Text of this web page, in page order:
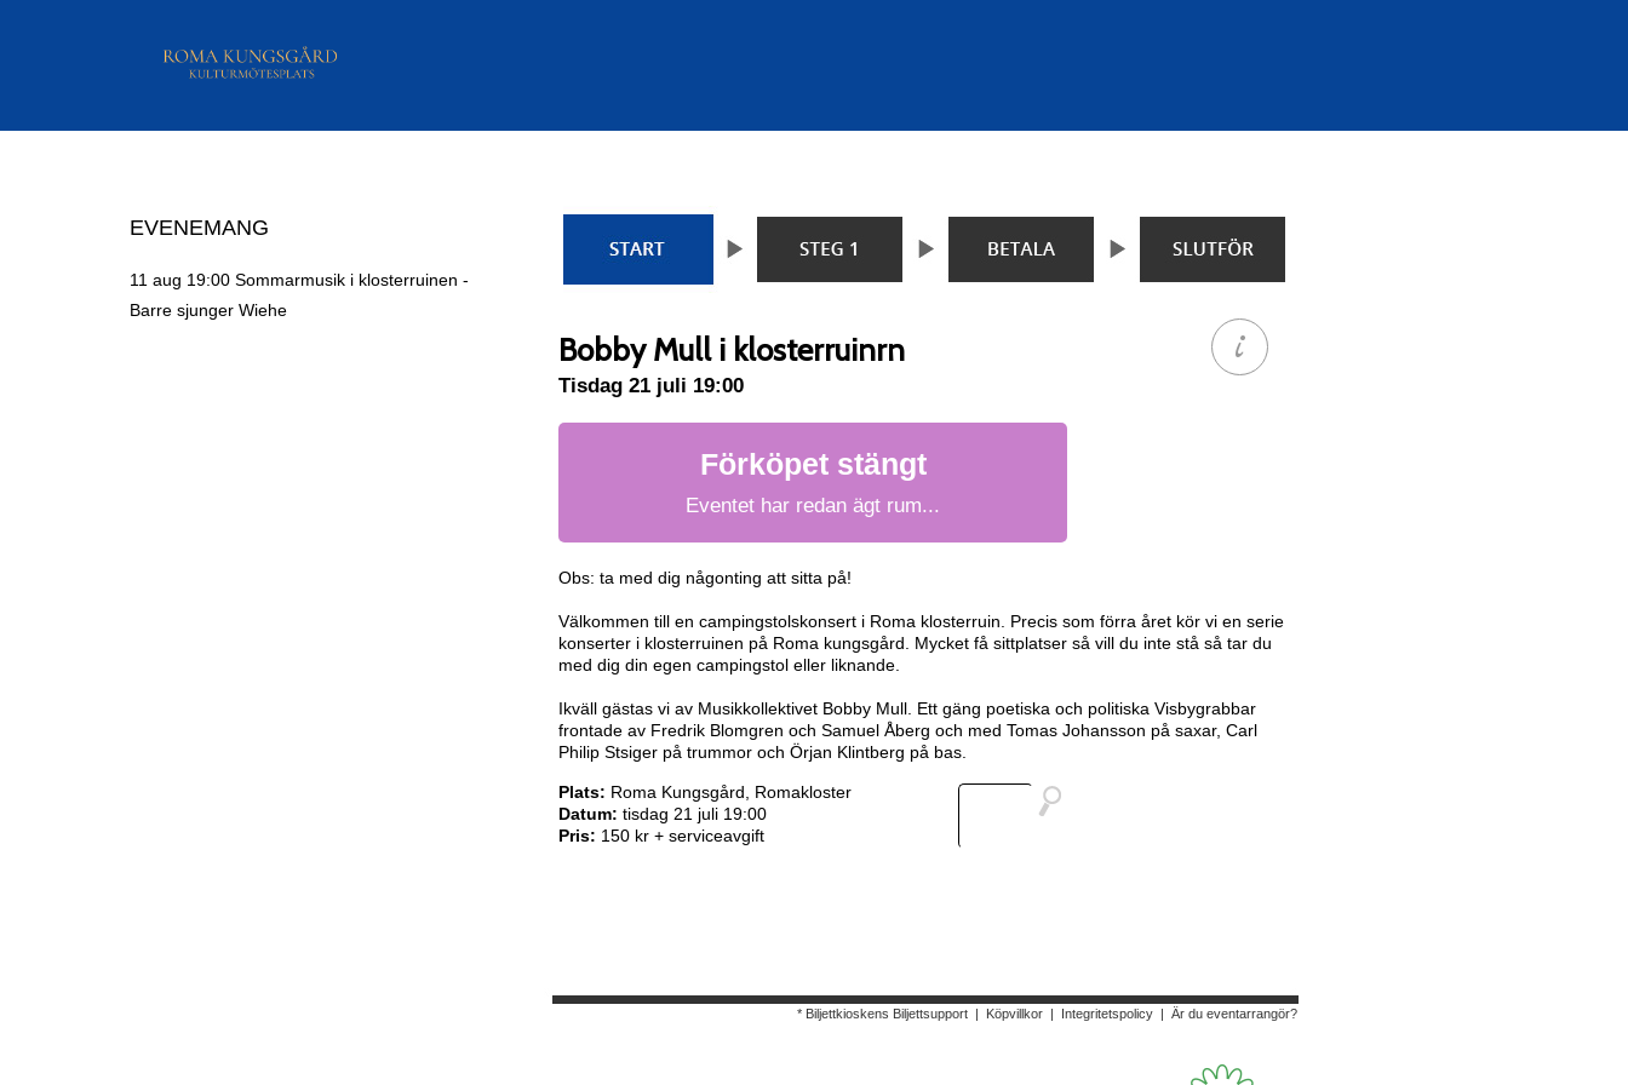
EVENEMANG
11 aug 19:00 Sommarmusik i klosterruinen -
Barre sjunger Wiehe
Bobby Mull i klosterruinrn
Tisdag 21 juli 19:00
Förköpet stängt
Eventet har redan ägt rum...
Obs: ta med dig någonting att sitta på!
Välkommen till en campingstolskonsert i Roma klosterruin. Precis som förra året kör vi en serie
konserter i klosterruinen på Roma kungsgård. Mycket få sittplatser så vill du inte stå så tar du
med dig din egen campingstol eller liknande.
Ikväll gästas vi av Musikkollektivet Bobby Mull. Ett gäng poetiska och politiska Visbygrabbar
frontade av Fredrik Blomgren och Samuel Åberg och med Tomas Johansson på saxar, Carl
Philip Stsiger på trummor och Örjan Klintberg på bas.
Plats: Roma Kungsgård, Romakloster
Datum: tisdag 21 juli 19:00
Pris: 150 kr + serviceavgift
* Biljettkioskens Biljettsupport | Köpvillkor | Integritetspolicy | Är du eventarrangör?